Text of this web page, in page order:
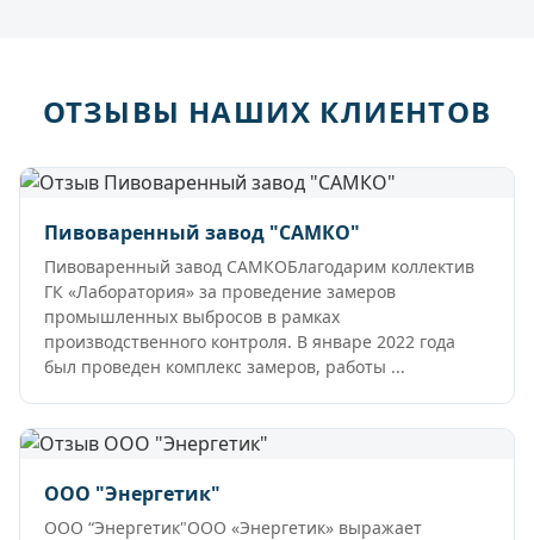
ОТЗЫВЫ НАШИХ КЛИЕНТОВ
Пивоваренный завод "САМКО"
Пивоваренный завод САМКОБлагодарим коллектив
ГК «Лаборатория» за проведение замеров
промышленных выбросов в рамках
производственного контроля. В январе 2022 года
был проведен комплекс замеров, работы ...
ООО "Энергетик"
ООО “Энергетик"ООО «Энергетик» выражает